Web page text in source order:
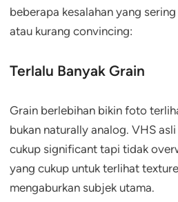
beberapa kesalahan yang
atau kurang convincing:
Terlalu Banyak Grain
Grain berlebihan bikin foto
bukan naturally analog. VHS
cukup significant tapi tidak
yang cukup untuk terlihat
mengaburkan subjek utama.